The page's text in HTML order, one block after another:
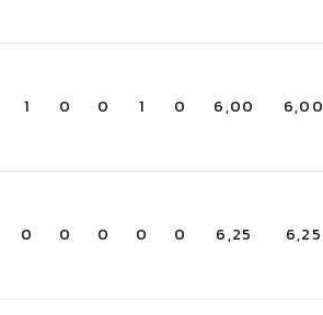
1 0 0 1 0 6,00 6,00
0 0 0 0 0 6,25 6,25